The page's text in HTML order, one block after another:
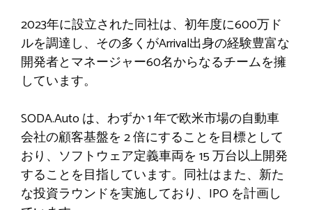
2023年に設立された同社は、初年度に600万ド
ルを調達し、その多くがArrival出身の経験豊富な
開発者とマネージャー60名からなるチームを擁
しています。
SODA.Auto は、わずか 1 年で欧米市場の自動車
会社の顧客基盤を 2 倍にすることを目標として
おり、ソフトウェア定義車両を 15 万台以上開発
することを目指しています。同社はまた、新た
な投資ラウンドを実施しており、IPO を計画し